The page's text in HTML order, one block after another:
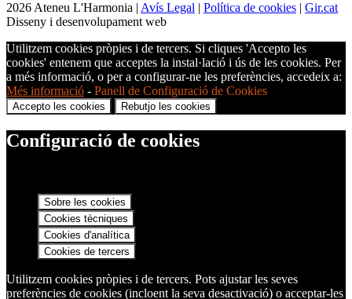
2026 Ateneu L'Harmonia | Avís Legal | Política de cookies | Gir.cat
Disseny i desenvolupament web
Utilitzem cookies pròpies i de tercers. Si cliques 'Accepto les
cookies' entenem que acceptes la instal·lació i ús de les cookies. Per
a més informació, o per a configurar-ne les preferències, accedeix a:
Més informació - Panell de Configuració de Cookies
Accepto les cookies Rebutjo les cookies
Configuració de cookies
Sobre les cookies
Cookies tècniques
Cookies d'analítica
Cookies de tercers
Utilitzem cookies pròpies i de tercers. Pots ajustar les seves
preferències de cookies (incloent la seva desactivació) o acceptar-les